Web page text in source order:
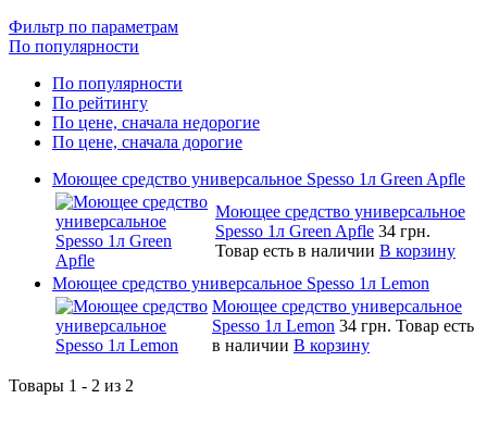
Фильтр по параметрам
По популярности
По популярности
По рейтингу
По цене, сначала недорогие
По цене, сначала дорогие
Моющее средство универсальное Spesso 1л Green Apfle
Моющее средство универсальное
Spesso 1л Green Apfle 34 грн.
Товар есть в наличии В корзину
Моющее средство универсальное Spesso 1л Lemon
Моющее средство универсальное
Spesso 1л Lemon 34 грн. Товар есть
в наличии В корзину
Товары 1 - 2 из 2